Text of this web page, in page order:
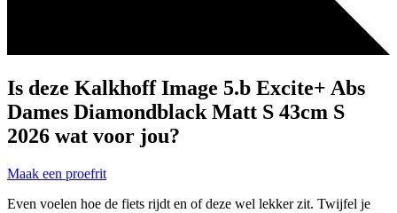
Is deze Kalkhoff Image 5.b Excite+ Abs
Dames Diamondblack Matt S 43cm S
2026 wat voor jou?
Maak een proefrit
Even voelen hoe de fiets rijdt en of deze wel lekker zit. Twijfel je